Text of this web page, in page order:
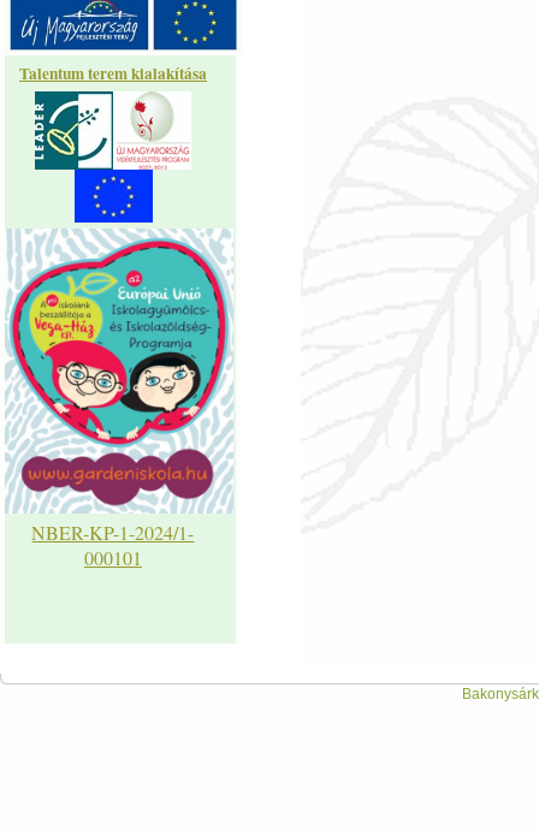
Talentum terem kialakítása
NBER-KP-1-2024/1-
000101